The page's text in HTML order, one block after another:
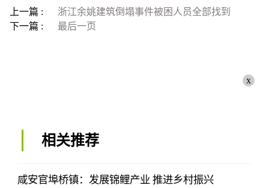
上一篇 :
浙江余姚建筑倒塌事件被困人员全部找到
下一篇 :
最后一页
x
相关推荐
咸安官埠桥镇：发展锦鲤产业 推进乡村振兴